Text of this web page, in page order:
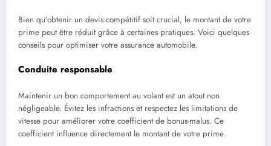
Bien qu’obtenir un devis compétitif soit crucial, le montant de votre
prime peut être réduit grâce à certaines pratiques. Voici quelques
conseils pour optimiser votre assurance automobile.
Conduite responsable
Maintenir un bon comportement au volant est un atout non
négligeable. Évitez les infractions et respectez les limitations de
vitesse pour améliorer votre coefficient de bonus-malus. Ce
coefficient influence directement le montant de votre prime.